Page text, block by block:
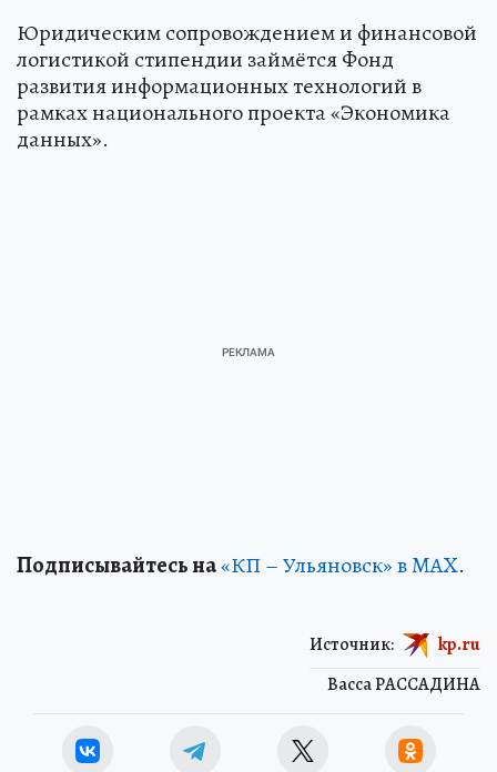
Юридическим сопровождением и финансовой
логистикой стипендии займётся Фонд
развития информационных технологий в
рамках национального проекта «Экономика
данных».
Подписывайтесь на«КП – Ульяновск» в MAX.
Васса РАССАДИНА
Источник: kp.ru